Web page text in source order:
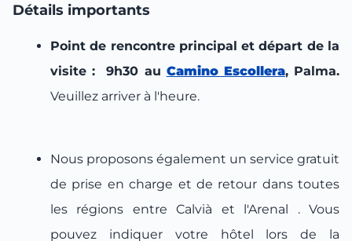
Détails importants
Point de rencontre principal et départ de la
visite : 9h30 au Camino Escollera, Palma.
Veuillez arriver à l'heure.
Nous proposons également un service gratuit
de prise en charge et de retour dans toutes
les régions entre Calvià et l'Arenal . Vous
pouvez indiquer votre hôtel lors de la